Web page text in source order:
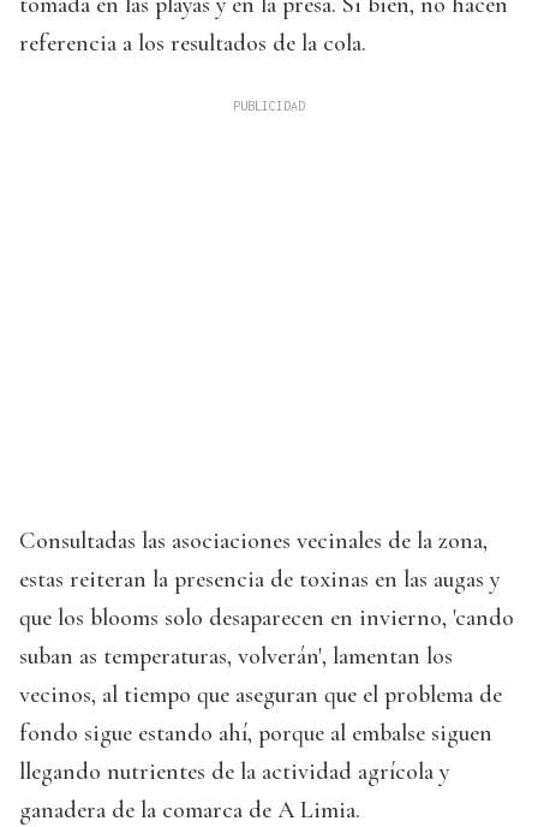
referencia a los resultados de la cola.
Consultadas las asociaciones vecinales de la zona,
estas reiteran la presencia de toxinas en las augas y
que los blooms solo desaparecen en invierno, 'cando
suban as temperaturas, volverán', lamentan los
vecinos, al tiempo que aseguran que el problema de
fondo sigue estando ahí, porque al embalse siguen
llegando nutrientes de la actividad agrícola y
ganadera de la comarca de A Limia.